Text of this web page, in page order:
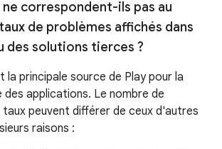
correspondent-ils pas au
de problèmes affichés dans
des solutions tierces ?
la principale source de Play pour la
des applications. Le nombre de
peuvent différer de ceux d'autres
raisons :